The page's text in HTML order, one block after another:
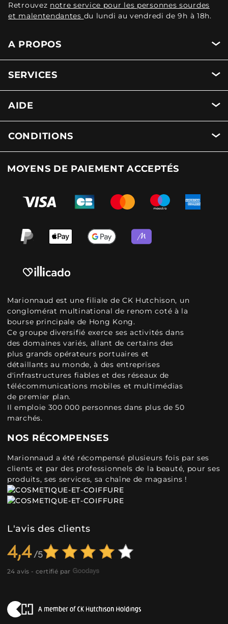
Retrouvez notre service pour les personnes sourdes
et malentendantes du lundi au vendredi de 9h à 18h.
A PROPOS
SERVICES
AIDE
CONDITIONS
MOYENS DE PAIEMENT ACCEPTÉS
Marionnaud est une filiale de CK Hutchison, un
conglomérat multinational de renom coté à la
bourse principale de Hong Kong.
Ce groupe diversifié exerce ses activités dans
des domaines variés, allant de certains des
plus grands opérateurs portuaires et
détaillants au monde, à des entreprises
d'infrastructures fiables et des réseaux de
télécommunications mobiles et multimédias
de premier plan.
Il emploie 300 000 personnes dans plus de 50
marchés.
NOS RÉCOMPENSES
Marionnaud a été récompensé plusieurs fois par ses
clients et par des professionnels de la beauté, pour ses
produits, ses services, sa chaîne de magasins !
L'avis des clients
4,4
24 avis - certifié par